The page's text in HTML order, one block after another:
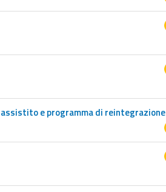
e programma di reintegrazione